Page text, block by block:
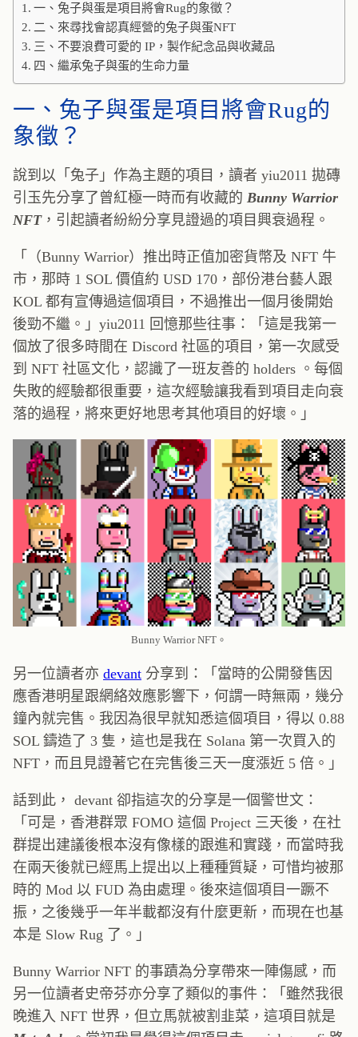
一、兔子與蛋是項目將會Rug的象徵？
二、來尋找會認真經營的兔子與蛋NFT
三、不要浪費可愛的 IP，製作紀念品與收藏品
四、繼承兔子與蛋的生命力量
一、兔子與蛋是項目將會Rug的
象徵？
說到以「兔子」作為主題的項目，讀者 yiu2011 拋磚
引玉先分享了曾紅極一時而有收藏的 Bunny Warrior
NFT，引起讀者紛紛分享見證過的項目興衰過程。
「（Bunny Warrior）推出時正值加密貨幣及 NFT 牛
市，那時 1 SOL 價值約 USD 170，部份港台藝人跟
KOL 都有宣傳過這個項目，不過推出一個月後開始
後勁不繼。」yiu2011 回憶那些往事：「這是我第一
個放了很多時間在 Discord 社區的項目，第一次感受
到 NFT 社區文化，認識了一班友善的 holders 。每個
失敗的經驗都很重要，這次經驗讓我看到項目走向衰
落的過程，將來更好地思考其他項目的好壞。」
Bunny Warrior NFT。
另一位讀者亦 devant 分享到：「當時的公開發售因
應香港明星跟網絡效應影響下，何謂一時無兩，幾分
鐘內就完售。我因為很早就知悉這個項目，得以 0.88
SOL 鑄造了 3 隻，這也是我在 Solana 第一次買入的
NFT，而且見證著它在完售後三天一度漲近 5 倍。」
話到此， devant 卻指這次的分享是一個警世文：
「可是，香港群眾 FOMO 這個 Project 三天後，在社
群提出建議後根本沒有像樣的跟進和實踐，而當時我
在兩天後就已經馬上提出以上種種質疑，可惜均被那
時的 Mod 以 FUD 為由處理。後來這個項目一蹶不
振，之後幾乎一年半載都沒有什麼更新，而現在也基
本是 Slow Rug 了。」
Bunny Warrior NFT 的事蹟為分享帶來一陣傷感，而
另一位讀者史帝芬亦分享了類似的事件：「雖然我很
晚進入 NFT 世界，但立馬就被割韭菜，這項目就是